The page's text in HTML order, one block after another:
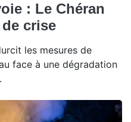
: Le Chéran
crise
les mesures de
face à une dégradation